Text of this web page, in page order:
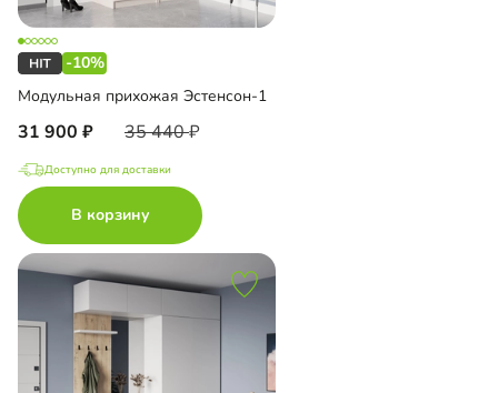
-10%
Модульная прихожая Эстенсон-1
31 900 35 440
Доступно для доставки
В корзину